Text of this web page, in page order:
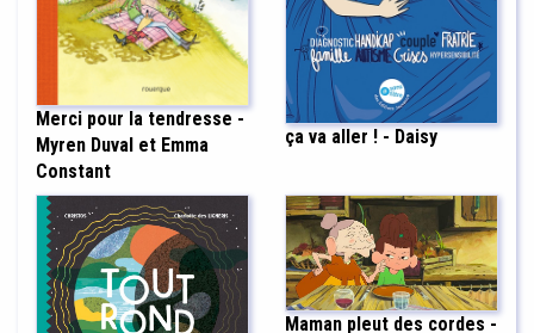
Merci pour la tendresse -
Myren Duval et Emma
Constant
ça va aller ! - Daisy
Maman pleut des cordes -